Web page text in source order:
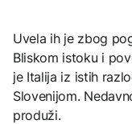
Uvela ih je zbog
Bliskom istoku i
je Italija iz istih
Slovenijom.
produži.